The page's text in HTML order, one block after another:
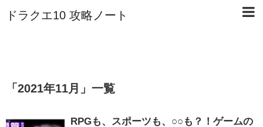
ドラクエ10 攻略ノート
「 2021年11月 」 一覧
RPGも、スポーツも、○○も？！ゲームの